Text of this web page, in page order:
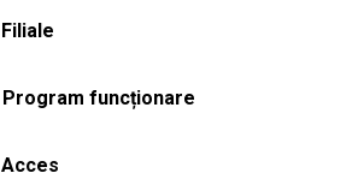
Filiale
Program funcționare
Acces